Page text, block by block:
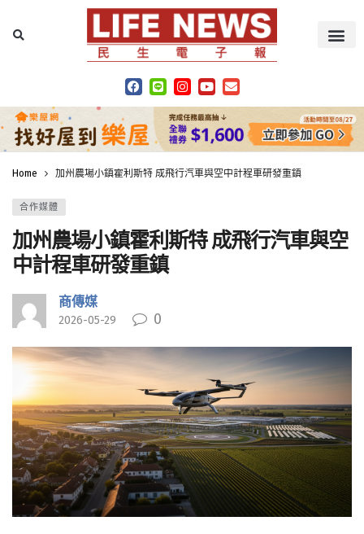
Home 加州農場小鎮霍利斯特 成飛行汽車與空中計程車研發重鎮
合作媒體
加州農場小鎮霍利斯特 成飛行汽車與空
中計程車研發重鎮
商傳媒
2026-05-29 0